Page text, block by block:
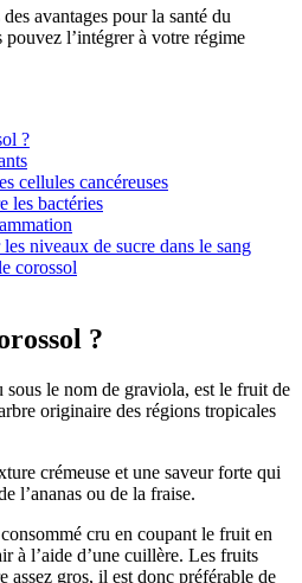
avantages pour la santé du
l’intégrer à votre régime
?
cellules cancéreuses
les bactéries
niveaux de sucre dans le sang
corossol
?
sous le nom de graviola, est le fruit de
originaire des régions tropicales
crémeuse et une saveur forte qui
l’ananas ou de la fraise.
cru en coupant le fruit en
à l’aide d’une cuillère. Les fruits
assez gros, il est donc préférable de